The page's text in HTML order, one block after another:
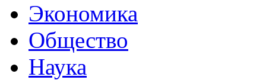
Экономика
Общество
Наука